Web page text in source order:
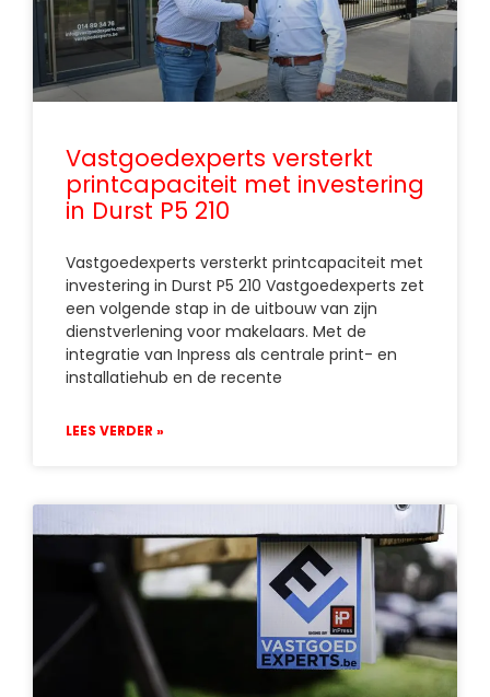
Vastgoedexperts versterkt
printcapaciteit met investering
in Durst P5 210
Vastgoedexperts versterkt printcapaciteit met
investering in Durst P5 210 Vastgoedexperts zet
een volgende stap in de uitbouw van zijn
dienstverlening voor makelaars. Met de
integratie van Inpress als centrale print- en
installatiehub en de recente
LEES VERDER »